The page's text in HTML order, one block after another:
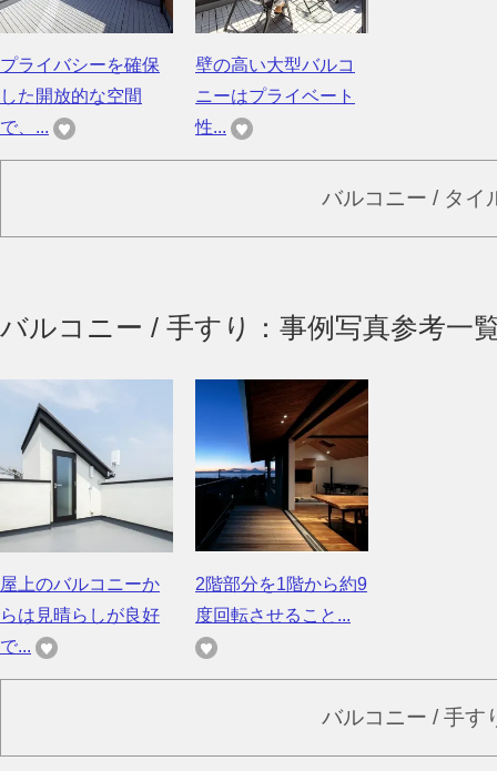
プライバシーを確保
した開放的な空間
で、...
壁の高い大型バルコ
ニーはプライベート
性...
バルコニー / タイ
バルコニー / 手すり：事例写真参考一
屋上のバルコニーか
らは見晴らしが良好
で...
2階部分を1階から約9
度回転させること...
バルコニー / 手す